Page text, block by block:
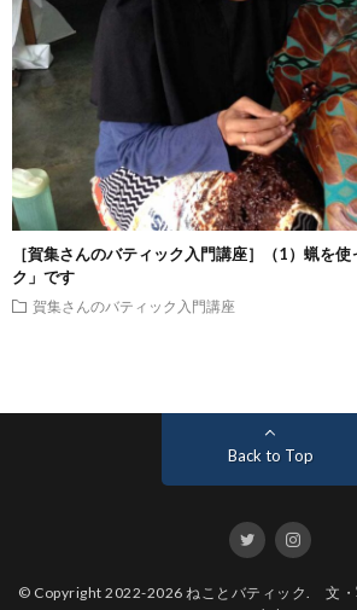
［賀集さんのバティック入門講座］（1）蝋を
ク」です
賀集さんのバティック入門講座
Back to Top
© Copyright 2022-2026ねことバティック. 文・